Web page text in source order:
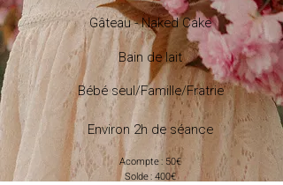
Gâteau - Naked Cake
Bain de lait
Bébé seul/Famille/Fratrie
Environ 2h de séance
Acompte : 50€
Solde : 400€